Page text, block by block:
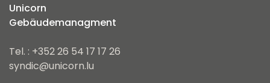
Unicorn
Gebäudemanagment
Tel. : +352 26 54 17 17 26
syndic@unicorn.lu